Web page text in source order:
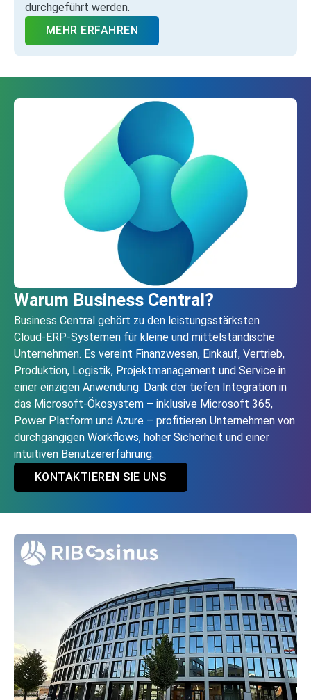
durchgeführt werden.
MEHR ERFAHREN
Warum Business Central?
Business Central gehört zu den leistungsstärksten
Cloud‑ERP-Systemen für kleine und mittelständische
Unternehmen. Es vereint Finanzwesen, Einkauf, Vertrieb,
Produktion, Logistik, Projektmanagement und Service in
einer einzigen Anwendung. Dank der tiefen Integration in
das Microsoft‑Ökosystem – inklusive Microsoft 365,
Power Platform und Azure – profitieren Unternehmen von
durchgängigen Workflows, hoher Sicherheit und einer
intuitiven Benutzererfahrung.
KONTAKTIEREN SIE UNS